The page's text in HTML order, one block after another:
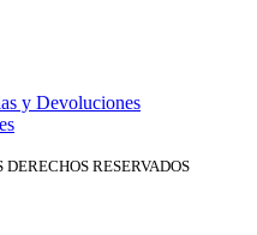
y Devoluciones
DERECHOS RESERVADOS